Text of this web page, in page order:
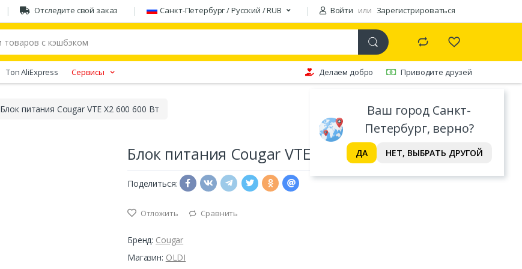
Отследите свой заказ Санкт-Петербург / Русский / RUB Войти или Зарегистрироваться
Ваш город Санкт-
Петербург, верно?
ДА НЕТ, ВЫБРАТЬ ДРУГОЙ
Tоп AliExpress Сервисы Делаем добро Приводите друзей
Блок питания Cougar VTE X2 600 600 Вт
Блок питания Cougar VTE X2 600 600 Вт
Поделиться:
Отложить Сравнить
Бренд: Cougar
Магазин: OLDI